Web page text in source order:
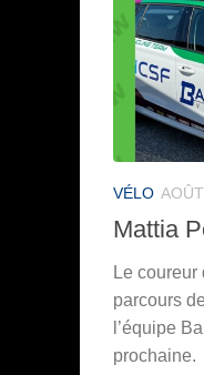
VÉLO
Mattia
Le coureur
parcours
l’équipe
prochaine.